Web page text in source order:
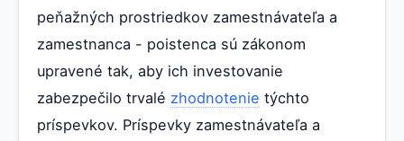
peňažných prostriedkov zamestnávateľa a
zamestnanca - poistenca sú zákonom
upravené tak, aby ich investovanie
zabezpečilo trvalé zhodnotenie týchto
príspevkov. Príspevky zamestnávateľa a